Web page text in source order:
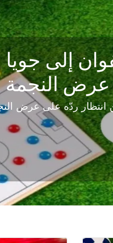
وتنتهي في
الإخاء الأهلي عاليه في